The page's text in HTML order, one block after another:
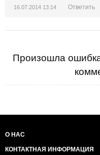
невредимыми!
-Нужно
Помогите
важным является сам
простых и честных
16.07.2014 13:14 Ответить
Произошла
О НАС
КОНТАКТНАЯ ИНФОРМАЦИЯ